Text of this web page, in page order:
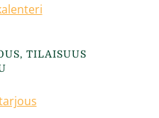
TILAISUUS